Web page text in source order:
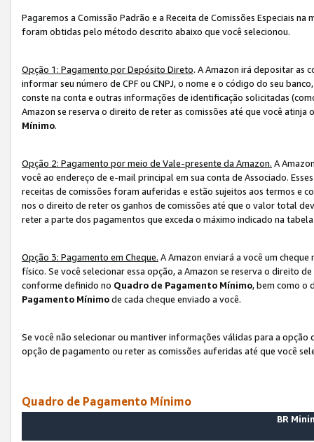
Pagaremos a Comissão Padrão e a Receita de Comissões Especiais
foram obtidas pelo método descrito abaixo que você selecionou.
Opção 1: Pagamento por Depósito Direto. A Amazon irá depositar as
informar seu número de CPF ou CNPJ, o nome e o código do seu
conste na conta e outras informações de identificação solicitadas
Amazon se reserva o direito de reter as comissões até que você
Mínimo.
Opção 2: Pagamento por meio de Vale-presente da Amazon. A
você ao endereço de e-mail principal em sua conta de Associado.
receitas de comissões foram auferidas e estão sujeitos aos termos e
nos o direito de reter os ganhos de comissões até que o valor total
reter a parte dos pagamentos que exceda o máximo indicado na
Opção 3: Pagamento em Cheque. A Amazon enviará a você um
físico. Se você selecionar essa opção, a Amazon se reserva o direito
conforme definido no Quadro de Pagamento Mínimo, bem como o
Pagamento Mínimode cada cheque enviado a você.
Se você não selecionar ou mantiver informações válidas para a
opção de pagamento ou reter as comissões auferidas até que você
Quadro de Pagamento Mínimo
BR